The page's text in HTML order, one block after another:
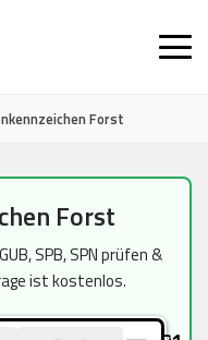
Forst
Forst
SPB, SPN prüfen &
ist kostenlos.